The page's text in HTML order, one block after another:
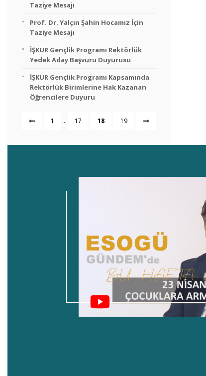
Taziye Mesajı
Prof. Dr. Yalçın Şahin Hocamız İçin
Taziye Mesajı
İŞKUR Gençlik Programı Rektörlük
Yedek Aday Başvuru Duyurusu
İŞKUR Gençlik Programı Kapsamında
Rektörlük Birimlerine Hak Kazanan
Öğrencilere Duyuru
1 ... 17 18 19